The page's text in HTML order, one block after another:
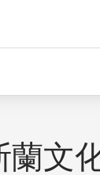
蘭文